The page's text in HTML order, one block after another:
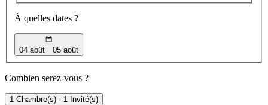
À quelles dates ?
04 août 05 août
Combien serez-vous ?
1 Chambre(s) - 1 Invité(s)